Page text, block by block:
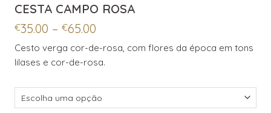
CESTA CAMPO ROSA
€35.00 – €65.00
€35.00
through
Cesto verga cor-de-rosa, com flores da época em tons
lilases e cor-de-rosa.